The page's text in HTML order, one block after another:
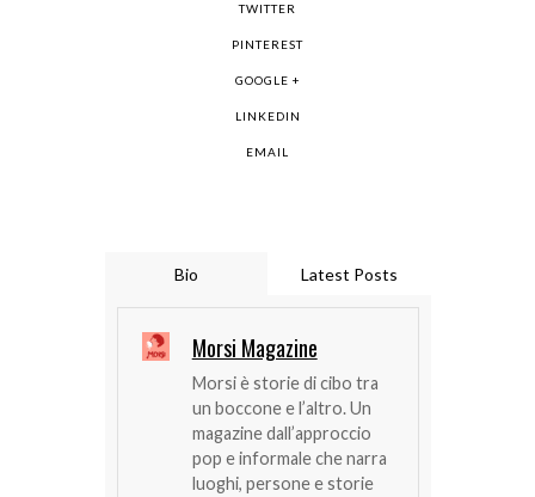
TWITTER
PINTEREST
GOOGLE +
LINKEDIN
EMAIL
Bio Latest Posts
Morsi Magazine
Morsi è storie di cibo tra
un boccone e l’altro. Un
magazine dall’approccio
pop e informale che narra
luoghi, persone e storie